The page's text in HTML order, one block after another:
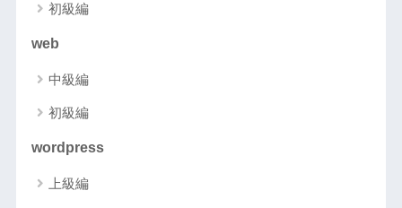
初級編
web
中級編
初級編
wordpress
上級編